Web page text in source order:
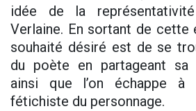
idée de la
Verlaine. En sortant de cette
souhaité désiré est de se
du poète en partageant sa
ainsi que l’on échappe
fétichiste du personnage.